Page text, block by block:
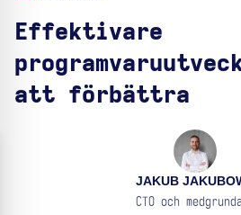
Effektivare
att förbättra
JAKUB
CTO och